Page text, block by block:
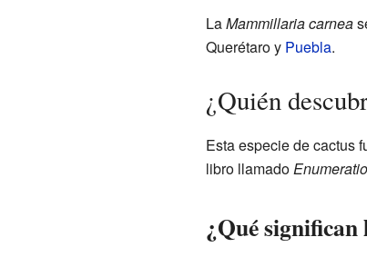
LaMammillaria carnea
Querétaro y Puebla.
¿Quién
Esta especie de cactus
libro llamado
¿Qué